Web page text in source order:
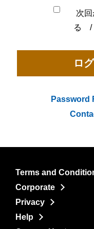
次
る /
Password
Terms and
Corporate
Privacy
Help